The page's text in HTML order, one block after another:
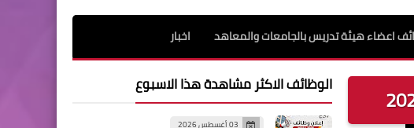
اعضاء هيئة تدريس بالجامعات والمعاهد اخبار
الوظائف الاكثر مشاهدة هذا الاسبوع
03 أغسطس 2026